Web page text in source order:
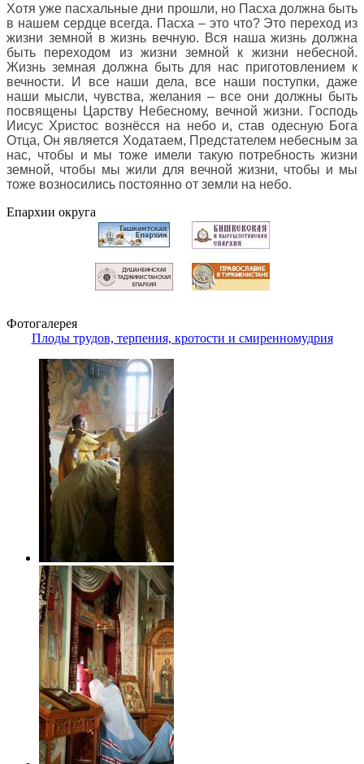
Хотя уже пасхальные дни прошли, но Пасха должна быть
в нашем сердце всегда. Пасха – это что? Это переход из
жизни земной в жизнь вечную. Вся наша жизнь должна
быть переходом из жизни земной к жизни небесной.
Жизнь земная должна быть для нас приготовлением к
вечности. И все наши дела, все наши поступки, даже
наши мысли, чувства, желания – все они должны быть
посвящены Царству Небесному, вечной жизни. Господь
Иисус Христос вознёсся на небо и, став одесную Бога
Отца, Он является Ходатаем, Предстателем небесным за
нас, чтобы и мы тоже имели такую потребность жизни
земной, чтобы мы жили для вечной жизни, чтобы и мы
тоже возносились постоянно от земли на небо.
Епархии округа
Фотогалерея
Плоды трудов, терпения, кротости и смиренномудрия